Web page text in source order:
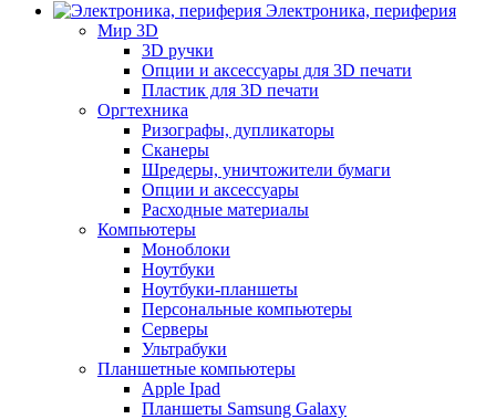
Электроника, периферия
Мир 3D
3D ручки
Опции и аксессуары для 3D печати
Пластик для 3D печати
Оргтехника
Ризографы, дупликаторы
Сканеры
Шредеры, уничтожители бумаги
Опции и аксессуары
Расходные материалы
Компьютеры
Моноблоки
Ноутбуки
Ноутбуки-планшеты
Персональные компьютеры
Серверы
Ультрабуки
Планшетные компьютеры
Apple Ipad
Планшеты Samsung Galaxy